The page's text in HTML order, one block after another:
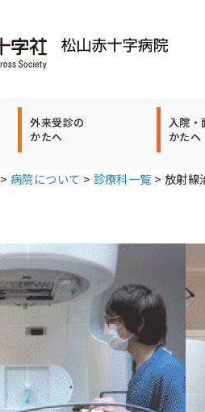
外来受診の
かたへ
入院・
かたへ
>病院について > 診療科一覧 > 放射線